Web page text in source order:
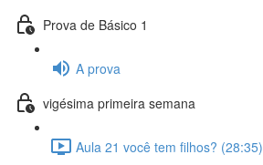
Prova de Básico 1
A prova
vigésima primeira semana
Aula 21 você tem filhos? (28:35)